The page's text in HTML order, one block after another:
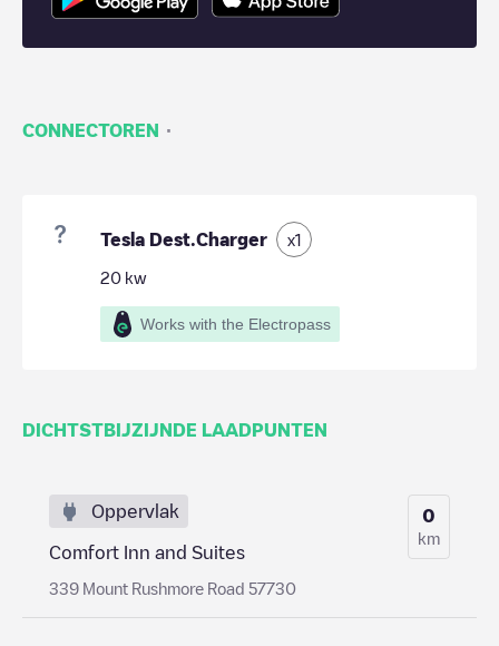
CONNECTOREN ·
Tesla Dest.Charger x1
20 kw
Works with the Electropass
DICHTSTBIJZIJNDE LAADPUNTEN
Oppervlak
Comfort Inn and Suites
339 Mount Rushmore Road 57730
0
km